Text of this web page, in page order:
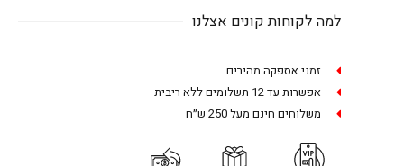
למה לקוחות קונים אצלנו
זמני אספקה מהירים
אפשרות עד 12 תשלומים ללא ריבית
משלוחים חינם מעל 250 ש״ח